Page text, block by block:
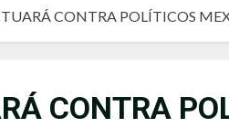
CONTRA POLÍTICOS
CONTRA